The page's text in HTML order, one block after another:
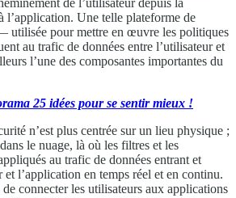
l’application. Une telle plateforme de
utilisée pour mettre en œuvre les politiques
au trafic de données entre l’utilisateur et
l’une des composantes importantes du
25 idées pour se sentir mieux !
n’est plus centrée sur un lieu physique ;
le nuage, là où les filtres et les
au trafic de données entrant et
et l’application en temps réel et en continu.
connecter les utilisateurs aux applications